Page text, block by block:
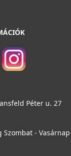
Péter u. 27
Szombat - Vasárnap